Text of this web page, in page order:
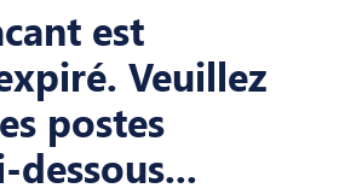
est
Veuillez
postes
dessous...